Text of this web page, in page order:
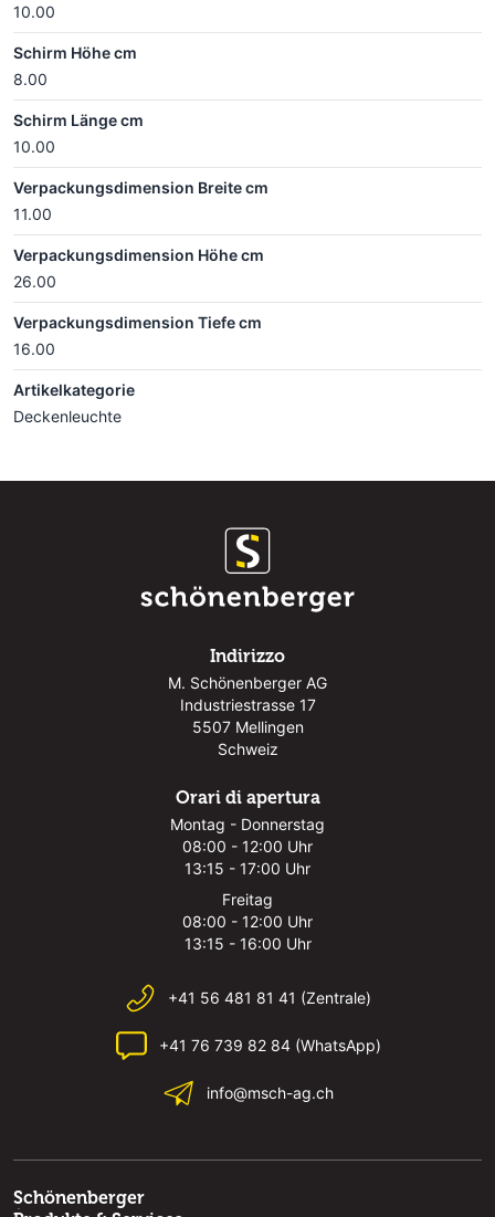
10.00
Schirm Höhe cm
8.00
Schirm Länge cm
10.00
Verpackungsdimension Breite cm
11.00
Verpackungsdimension Höhe cm
26.00
Verpackungsdimension Tiefe cm
16.00
Artikelkategorie
Deckenleuchte
Indirizzo
M. Schönenberger AG
Industriestrasse 17
5507 Mellingen
Schweiz
Orari di apertura
Montag - Donnerstag
08:00 - 12:00 Uhr
13:15 - 17:00 Uhr
Freitag
08:00 - 12:00 Uhr
13:15 - 16:00 Uhr
+41 56 481 81 41 (Zentrale)
+41 76 739 82 84 (WhatsApp)
info@msch-ag.ch
Schönenberger